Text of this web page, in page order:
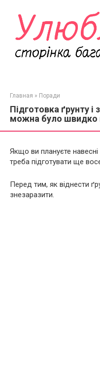
контенту
Главная » Поради
Підготовка ґрунту
можна було швидко
Якщо ви плануєте
треба підготувати ще
Перед тим, як віднести
знезаразити.